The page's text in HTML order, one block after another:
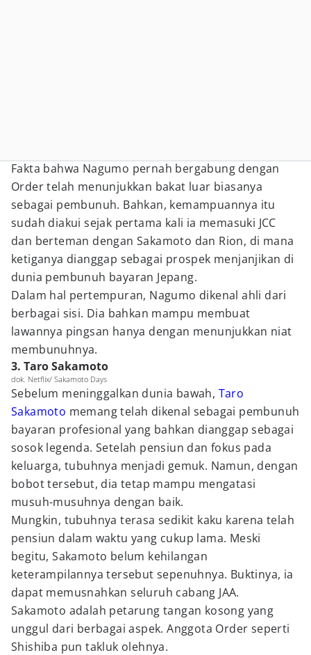
Fakta bahwa Nagumo pernah bergabung dengan
Order telah menunjukkan bakat luar biasanya
sebagai pembunuh. Bahkan, kemampuannya itu
sudah diakui sejak pertama kali ia memasuki JCC
dan berteman dengan Sakamoto dan Rion, di mana
ketiganya dianggap sebagai prospek menjanjikan di
dunia pembunuh bayaran Jepang.
Dalam hal pertempuran, Nagumo dikenal ahli dari
berbagai sisi. Dia bahkan mampu membuat
lawannya pingsan hanya dengan menunjukkan niat
membunuhnya.
3. Taro Sakamoto
dok. Netflix/ Sakamoto Days
Sebelum meninggalkan dunia bawah, Taro
Sakamoto memang telah dikenal sebagai pembunuh
bayaran profesional yang bahkan dianggap sebagai
sosok legenda. Setelah pensiun dan fokus pada
keluarga, tubuhnya menjadi gemuk. Namun, dengan
bobot tersebut, dia tetap mampu mengatasi
musuh-musuhnya dengan baik.
Mungkin, tubuhnya terasa sedikit kaku karena telah
pensiun dalam waktu yang cukup lama. Meski
begitu, Sakamoto belum kehilangan
keterampilannya tersebut sepenuhnya. Buktinya, ia
dapat memusnahkan seluruh cabang JAA.
Sakamoto adalah petarung tangan kosong yang
unggul dari berbagai aspek. Anggota Order seperti
Shishiba pun takluk olehnya.